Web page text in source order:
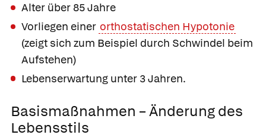
Alter über 85 Jahre
Vorliegen einer orthostatischen Hypotonie
(zeigt sich zum Beispiel durch Schwindel beim
Aufstehen)
Lebenserwartung unter 3 Jahren.
Basismaßnahmen – Änderung des
Lebensstils